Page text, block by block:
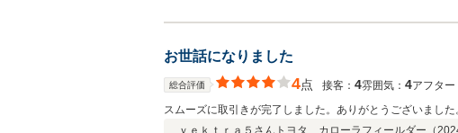
お世話になりました
総合評価 4点 接客： 4雰囲気： 4アフター
スムーズに取引きが完了しました。ありがとうございました
ｖｅｋｔｒａ５さん トヨタ カローラフィールダー（